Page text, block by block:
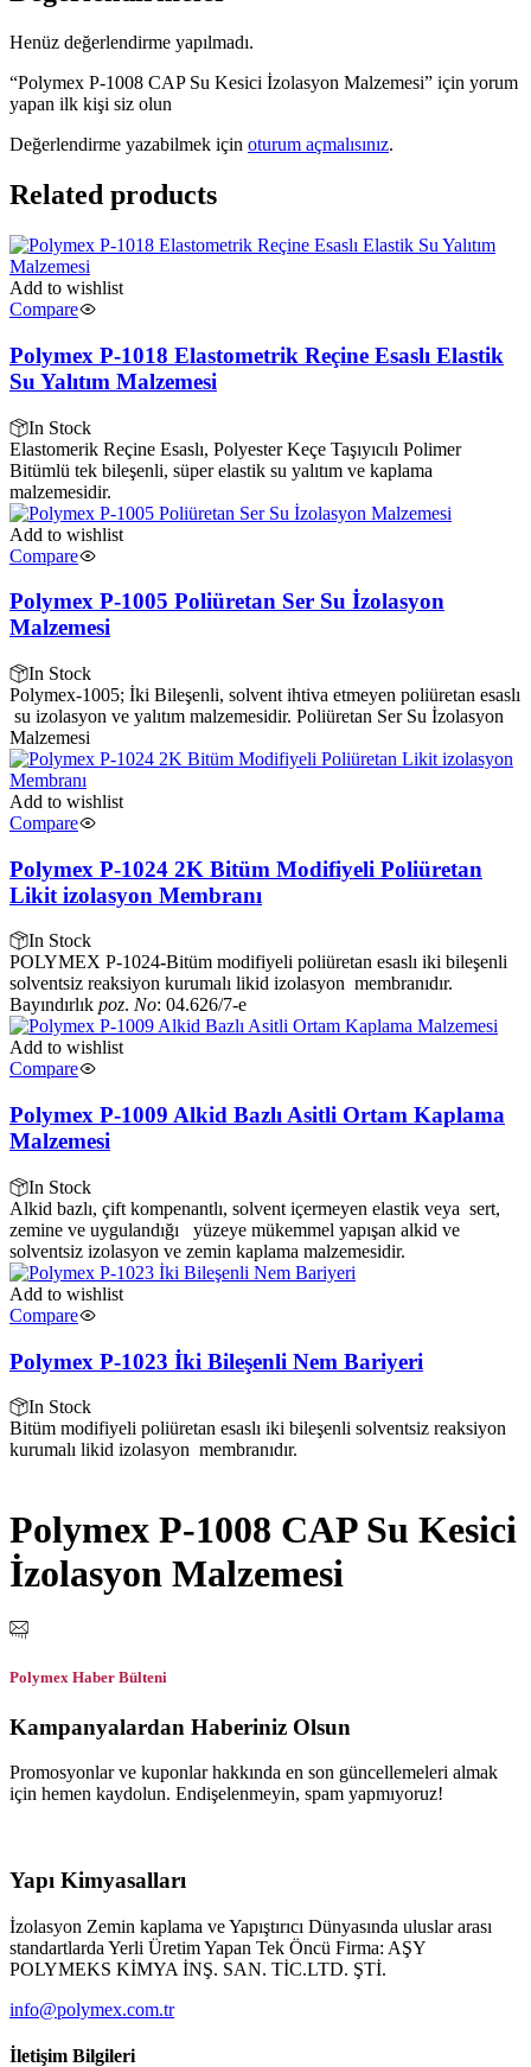
Henüz değerlendirme yapılmadı.
“Polymex P-1008 CAP Su Kesici İzolasyon Malzemesi” için yorum
yapan ilk kişi siz olun
Değerlendirme yazabilmek için oturum açmalısınız.
Related products
Add to wishlist
Compare
Polymex P-1018 Elastometrik Reçine Esaslı Elastik
Su Yalıtım Malzemesi
In Stock
Elastomerik Reçine Esaslı, Polyester Keçe Taşıyıcılı Polimer
Bitümlü tek bileşenli, süper elastik su yalıtım ve kaplama
malzemesidir.
Add to wishlist
Compare
Polymex P-1005 Poliüretan Ser Su İzolasyon
Malzemesi
In Stock
Polymex-1005; İki Bileşenli, solvent ihtiva etmeyen poliüretan esaslı
su izolasyon ve yalıtım malzemesidir. Poliüretan Ser Su İzolasyon
Malzemesi
Add to wishlist
Compare
Polymex P-1024 2K Bitüm Modifiyeli Poliüretan
Likit izolasyon Membranı
In Stock
POLYMEX P-1024-Bitüm modifiyeli poliüretan esaslı iki bileşenli
solventsiz reaksiyon kurumalı likid izolasyon membranıdır.
Bayındırlık poz. No: 04.626/7-e
Add to wishlist
Compare
Polymex P-1009 Alkid Bazlı Asitli Ortam Kaplama
Malzemesi
In Stock
Alkid bazlı, çift kompenantlı, solvent içermeyen elastik veya sert,
zemine ve uygulandığı yüzeye mükemmel yapışan alkid ve
solventsiz izolasyon ve zemin kaplama malzemesidir.
Add to wishlist
Compare
Polymex P-1023 İki Bileşenli Nem Bariyeri
In Stock
Bitüm modifiyeli poliüretan esaslı iki bileşenli solventsiz reaksiyon
kurumalı likid izolasyon membranıdır.
Polymex P-1008 CAP Su Kesici
İzolasyon Malzemesi
Polymex Haber Bülteni
Kampanyalardan Haberiniz Olsun
Promosyonlar ve kuponlar hakkında en son güncellemeleri almak
için hemen kaydolun. Endişelenmeyin, spam yapmıyoruz!
Yapı Kimyasalları
İzolasyon Zemin kaplama ve Yapıştırıcı Dünyasında uluslar arası
standartlarda Yerli Üretim Yapan Tek Öncü Firma: AŞY
POLYMEKS KİMYA İNŞ. SAN. TİC.LTD. ŞTİ.
info@polymex.com.tr
İletişim Bilgileri